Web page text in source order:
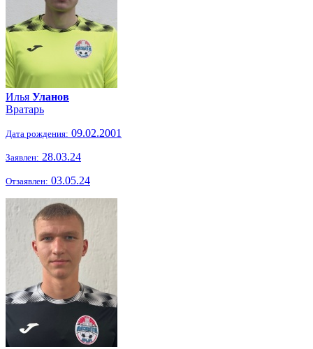
Илья Уланов
Вратарь
Дата рождения: 09.02.2001
Заявлен: 28.03.24
Отзаявлен: 03.05.24